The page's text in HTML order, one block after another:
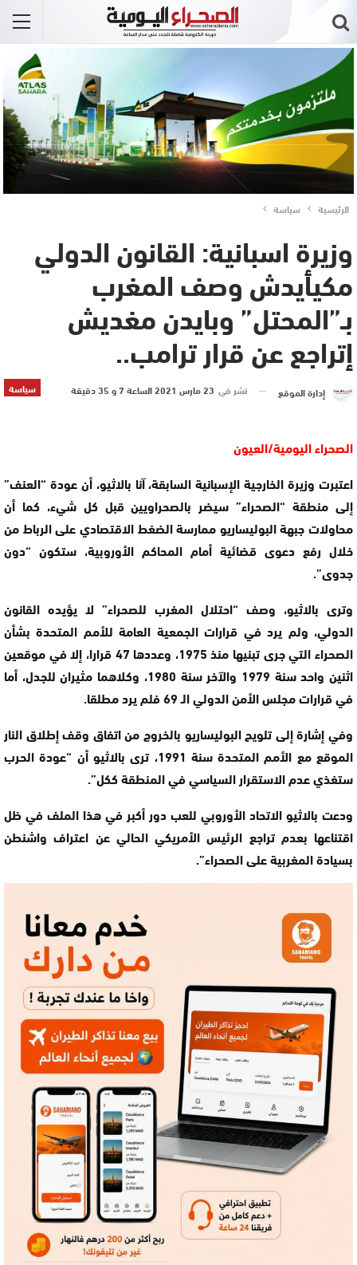
الرئيسية سياسة
وزيرة اسبانية: القانون الدولي
مكيأيدش وصف المغرب
بـ”المحتل” وبايدن مغديش
إتراجع عن قرار ترامب..
سياسة إدارة الموقع نشر في 23 مارس 2021 الساعة 7 و 35 دقيقة
الصحراء اليومية/العيون
اعتبرت وزيرة الخارجية الإسبانية السابقة، آنا بالاثيو، أن عودة “العنف”
إلى منطقة “الصحراء” سيضر بالصحراويين قبل كل شيء، كما أن
محاولات جبهة البوليساريو ممارسة الضغط الاقتصادي على الرباط من
خلال رفع دعوى قضائية أمام المحاكم الأوروبية، ستكون “دون
جدوى”.
وترى بالاثيو، وصف “احتلال المغرب للصحراء” لا يؤيده القانون
الدولي، ولم يرد في قرارات الجمعية العامة للأمم المتحدة بشأن
الصحراء التي جرى تبنيها منذ 1975، وعددها 47 قرارا، إلا في موقعين
اثنين واحد سنة 1979 والآخر سنة 1980، وكلاهما مثيران للجدل، أما
في قرارات مجلس الأمن الدولي الـ 69 فلم يرد مطلقا.
وفي إشارة إلى تلويح البوليساريو بالخروج من اتفاق وقف إطلاق النار
الموقع مع الأمم المتحدة سنة 1991، ترى بالاثيو أن “عودة الحرب
ستغذي عدم الاستقرار السياسي في المنطقة ككل”.
ودعت بالاثيو الاتحاد الأوروبي للعب دور أكبر في هذا الملف في ظل
اقتناعها بعدم تراجع الرئيس الأمريكي الحالي عن اعتراف واشنطن
بسيادة المغربية على الصحراء”.